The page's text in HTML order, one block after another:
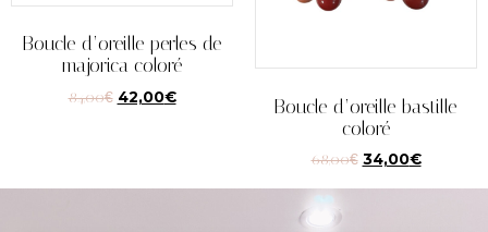
Boucle d’oreille perles de
majorica coloré
84,00€ 42,00€
Boucle d’oreille bastille
coloré
68,00€ 34,00€